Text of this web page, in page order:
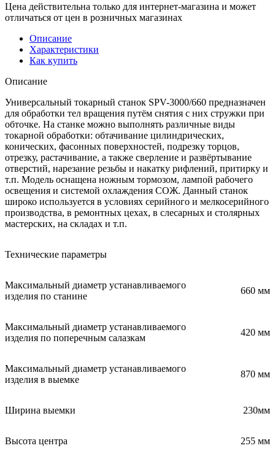
Цена действительна только для интернет-магазина и может
отличаться от цен в розничных магазинах
Описание
Характеристики
Как купить
Описание
Универсальный токарный станок SPV-3000/660 предназначен
для обработки тел вращения путём снятия с них стружки при
обточке. На станке можно выполнять различные виды
токарной обработки: обтачивание цилиндрических,
конических, фасонных поверхностей, подрезку торцов,
отрезку, растачивание, а также сверление и развёртывание
отверстий, нарезание резьбы и накатку рифлений, притирку и
т.п. Модель оснащена ножным тормозом, лампой рабочего
освещения и системой охлаждения СОЖ. Данный станок
широко используется в условиях серийного и мелкосерийного
производства, в ремонтных цехах, в слесарных и столярных
мастерских, на складах и т.п.
Технические параметры
Максимальный диаметр устанавливаемого
изделия по станине
660 мм
Максимальный диаметр устанавливаемого
изделия по поперечным салазкам
420 мм
Максимальный диаметр устанавливаемого
изделия в выемке
870 мм
Ширина выемки 230мм
Высота центра 255 мм